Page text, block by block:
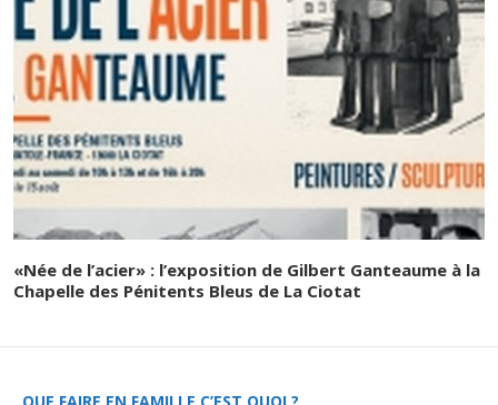
«Née de l’acier» : l’exposition de Gilbert Ganteaume à la
Chapelle des Pénitents Bleus de La Ciotat
QUE FAIRE EN FAMILLE C’EST QUOI ?